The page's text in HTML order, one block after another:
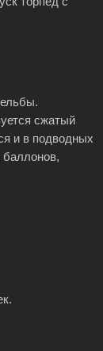
сжатый
и в подводных